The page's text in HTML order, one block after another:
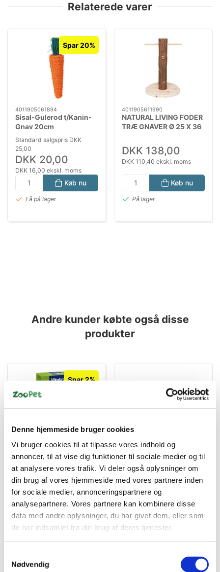
Denne hjemmeside bruger cookies
Vi bruger cookies til at tilpasse vores indhold og
annoncer, til at vise dig funktioner til sociale medier og til
at analysere vores trafik. Vi deler også oplysninger om
din brug af vores hjemmeside med vores partnere inden
for sociale medier, annonceringspartnere og
analysepartnere. Vores partnere kan kombinere disse
data med andre oplysninger, du har givet dem, eller som
de har indsamlet fra din brug af deres tjenester.
Nødvendig
Relaterede varer
Spar 20%
4011905061894
Sisal-Gulerod t/Kanin-
Gnav 20cm
Standard salgspris DKK
25,00
DKK 20,00
DKK 16,00 ekskl. moms
Køb nu
Få på lager
4011905611990
NATURAL LIVING FODER
TRÆ GNAVER Ø 25 X 36
DKK 138,00
DKK 110,40 ekskl. moms
Køb nu
På lager
Andre kunder købte også disse
produkter
Spar 2%
4008239250766
Vitakraft Pellets
Chinchilla 1 kg –
Fuldfoder med Alfalfa &
Malt
Standard salgspris DKK
39,95
DKK 39,00
DKK 31,20 ekskl. moms
Køb nu
4011905621678
Natural Living shelter &
platform, 33 x 33 cm
DKK 85,00
DKK 68,00 ekskl. moms
Køb nu
Få på lager